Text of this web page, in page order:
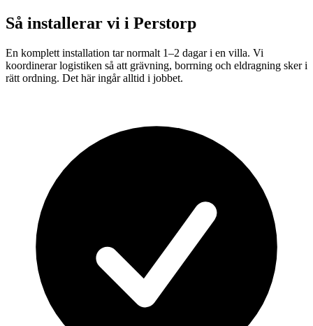
Så installerar vi i Perstorp
En komplett installation tar normalt 1–2 dagar i en villa. Vi
koordinerar logistiken så att grävning, borrning och eldragning sker i
rätt ordning. Det här ingår alltid i jobbet.